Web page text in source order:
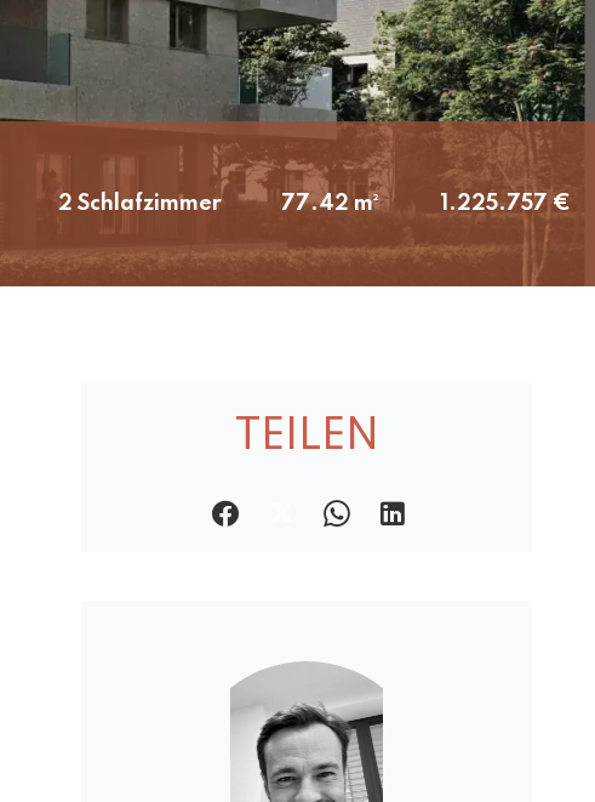
2 Schlafzimmer 77.42 m² 1.225.757 €
TEILEN